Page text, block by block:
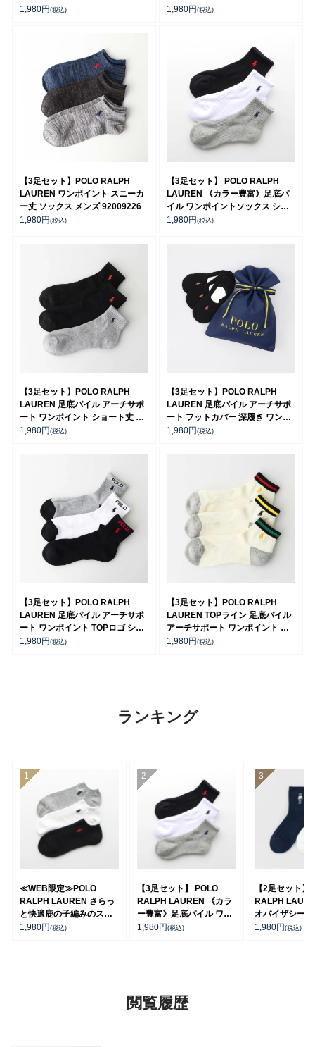
ソックス メンズ 92009912
1,980円 (税込)
セット】 ワンポイント メンズ レ
1,980円 (税込)
【3足セット】POLO RALPH
LAUREN ワンポイント スニーカ
ー丈 ソックス メンズ 92009226
1,980円 (税込)
【3足セット】 POLO RALPH
LAUREN 《カラー豊富》足底パ
イル ワンポイントソックス ショ
ート丈 アーチサポート メンズ
1,980円 (税込)
【3足セット】POLO RALPH
LAUREN 足底パイル アーチサポ
ート ワンポイント ショート丈 ソ
ックス メンズ 92009914
1,980円 (税込)
【3足セット】POLO RALPH
LAUREN 足底パイル アーチサポ
ート フットカバー 深履き ワンポ
イント かかと滑り止め付き
1,980円 (税込)
【3足セット】POLO RALPH
LAUREN 足底パイル アーチサポ
ート ワンポイント TOPロゴ ショ
ート丈 ソックス メンズ
1,980円 (税込)
【3足セット】POLO RALPH
LAUREN TOPライン 足底パイル
アーチサポート ワンポイント シ
ョート丈 ソックス メンズ
1,980円 (税込)
ランキング
≪WEB限定≫POLO
RALPH LAUREN さらっ
と快適鹿の子編みのスニ
ーカー丈ソックス 【3足
1,980円(税込)
【3足セット】 POLO
RALPH LAUREN 《カラ
ー豊富》足底パイル ワン
ポイントソックス ショー
1,980円(税込)
【2足セット】
RALPH
オバイザシー
ア オーガニッ
1,980円(税込)
閲覧履歴